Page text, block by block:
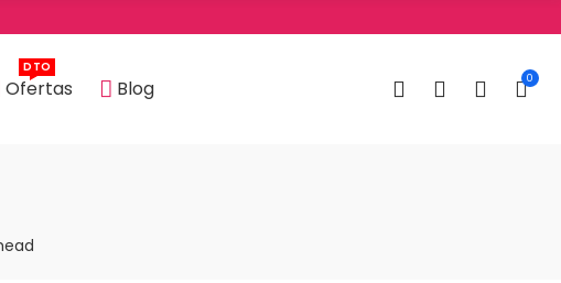
Ofertas
DTO
Blog 0